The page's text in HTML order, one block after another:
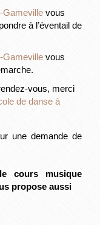
Gameville vous
à l’éventail de
Gameville vous
vous, merci
de danse à
une demande de
cours musique
propose aussi